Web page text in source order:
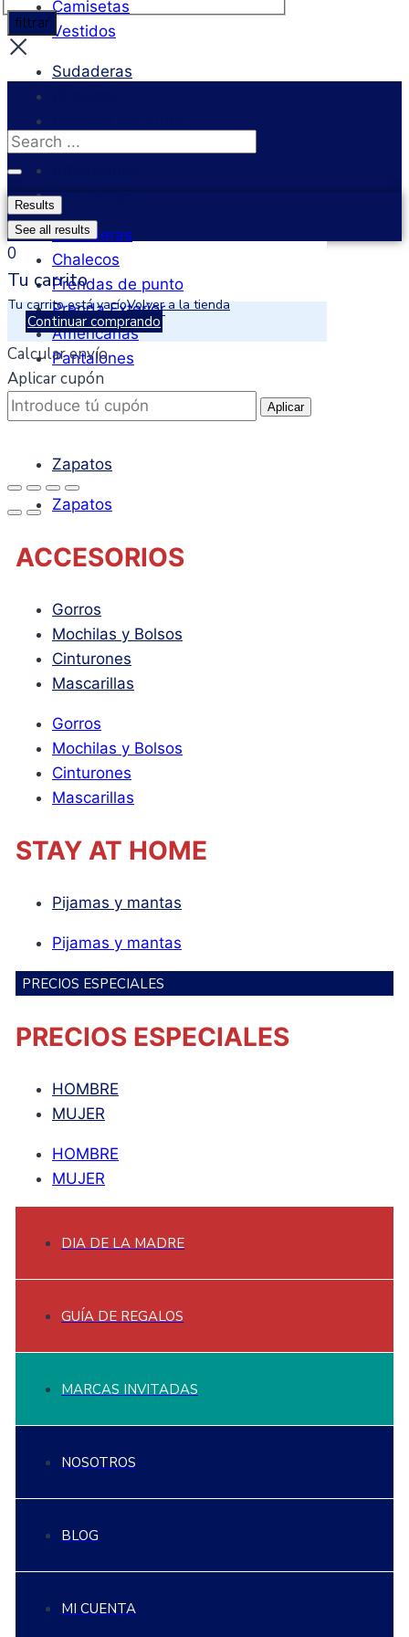
Camisetas
Vestidos
Sudaderas
Prenda Exterior
Pantalones
Sudaderas
Chalecos
Prendas de punto
Prenda Exterior
Americanas
Pantalones
CALZADO
Zapatos
Zapatos
ACCESORIOS
Gorros
Mochilas y Bolsos
Cinturones
Mascarillas
Gorros
Mochilas y Bolsos
Cinturones
Mascarillas
STAY AT HOME
Pijamas y mantas
Pijamas y mantas
PRECIOS ESPECIALES
PRECIOS ESPECIALES
HOMBRE
MUJER
HOMBRE
MUJER
DIA DE LA MADRE
GUÍA DE REGALOS
MARCAS INVITADAS
NOSOTROS
BLOG
MI CUENTA
filtrar
Search
...
Results
See all results
0
Tu carrito
Tu carrito está vacíoVolver a la tienda
Continuar comprando
Calcular envío
Aplicar cupón
Aplicar